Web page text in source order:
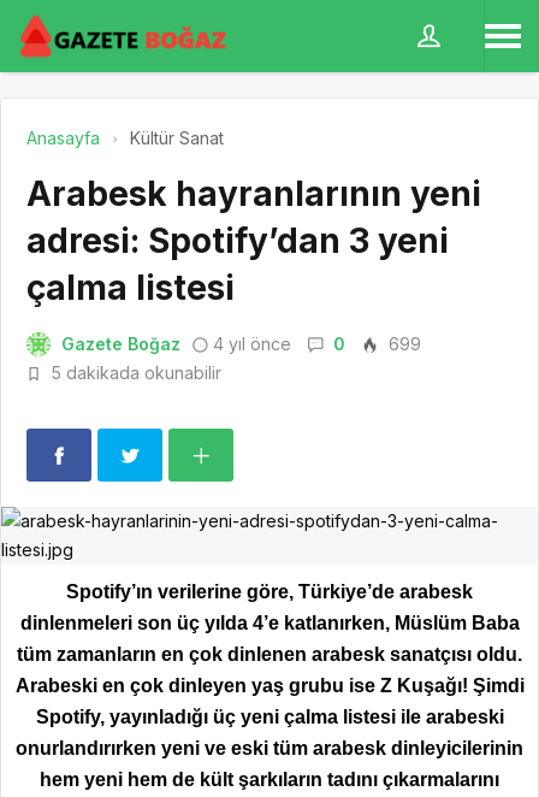
Anasayfa Kültür Sanat
Arabesk hayranlarının yeni
adresi: Spotify’dan 3 yeni
çalma listesi
Gazete Boğaz 4 yıl önce 0
699
5 dakikada okunabilir
Spotify’ın verilerine göre, Türkiye’de arabesk
dinlenmeleri son üç yılda 4’e katlanırken, Müslüm Baba
tüm zamanların en çok dinlenen arabesk sanatçısı oldu.
Arabeski en çok dinleyen yaş grubu ise Z Kuşağı! Şimdi
Spotify, yayınladığı üç yeni çalma listesi ile arabeski
onurlandırırken yeni ve eski tüm arabesk dinleyicilerinin
hem yeni hem de kült şarkıların tadını çıkarmalarını